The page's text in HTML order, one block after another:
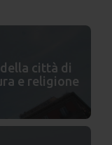
città di
e religione